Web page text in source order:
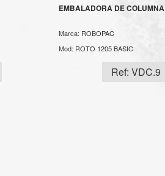
EMBALADORA DE COLUMNA
Marca: ROBOPAC
Mod: ROTO 1205 BASIC
Ref: VDC.9